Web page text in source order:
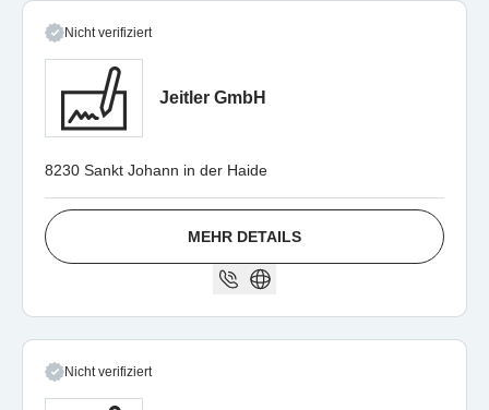
Nicht verifiziert
Jeitler GmbH
8230 Sankt Johann in der Haide
MEHR DETAILS
Nicht verifiziert